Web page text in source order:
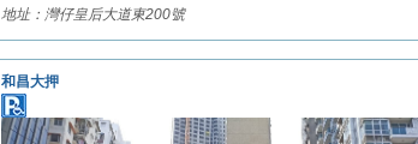
地址： 灣仔皇后大道東200號
和昌大押